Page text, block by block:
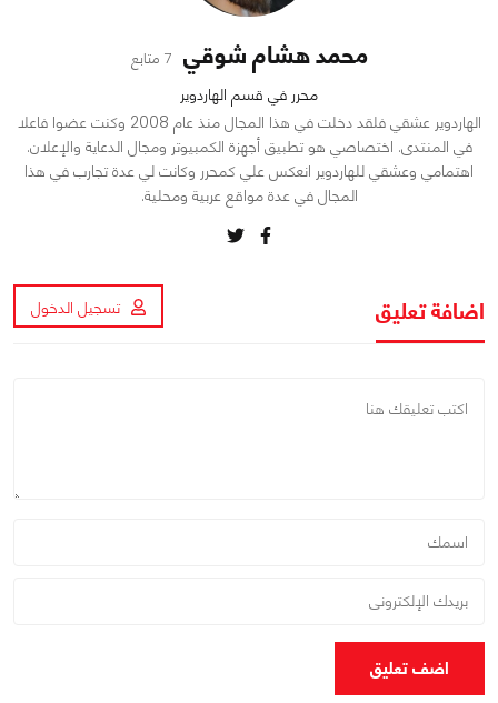
محمد هشام شوقي 7 متابع
محرر في قسم الهاردوير
الهاردوير عشقي فلقد دخلت في هذا المجال منذ عام 2008 وكنت عضوا فاعلا
في المنتدى. اختصاصي هو تطبيق أجهزة الكمبيوتر ومجال الدعاية والإعلان.
اهتمامي وعشقي للهاردوير انعكس علي كمحرر وكانت لي عدة تجارب في هذا
المجال في عدة مواقع عربية ومحلية.
اضافة تعليق تسجيل الدخول
اضف تعليق